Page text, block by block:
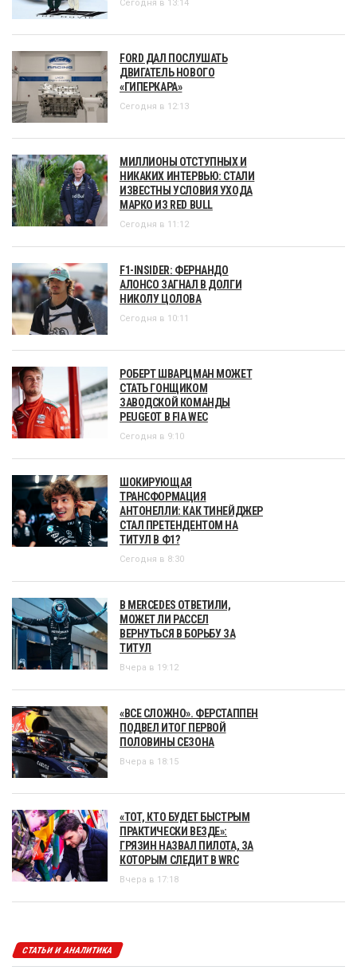
Сегодня в 13:14
FORD ДАЛ ПОСЛУШАТЬ
ДВИГАТЕЛЬ НОВОГО
«ГИПЕРКАРА»
Сегодня в 12:13
МИЛЛИОНЫ ОТСТУПНЫХ И
НИКАКИХ ИНТЕРВЬЮ: СТАЛИ
ИЗВЕСТНЫ УСЛОВИЯ УХОДА
МАРКО ИЗ RED BULL
Сегодня в 11:12
F1-INSIDER: ФЕРНАНДО
АЛОНСО ЗАГНАЛ В ДОЛГИ
НИКОЛУ ЦОЛОВА
Сегодня в 10:11
РОБЕРТ ШВАРЦМАН МОЖЕТ
СТАТЬ ГОНЩИКОМ
ЗАВОДСКОЙ КОМАНДЫ
PEUGEOT В FIA WEC
Сегодня в 9:10
ШОКИРУЮЩАЯ
ТРАНСФОРМАЦИЯ
АНТОНЕЛЛИ: КАК ТИНЕЙДЖЕР
СТАЛ ПРЕТЕНДЕНТОМ НА
ТИТУЛ В Ф1?
Сегодня в 8:30
В MERCEDES ОТВЕТИЛИ,
МОЖЕТ ЛИ РАССЕЛ
ВЕРНУТЬСЯ В БОРЬБУ ЗА
ТИТУЛ
Вчера в 19:12
«ВСЕ СЛОЖНО». ФЕРСТАППЕН
ПОДВЕЛ ИТОГ ПЕРВОЙ
ПОЛОВИНЫ СЕЗОНА
Вчера в 18:15
«ТОТ, КТО БУДЕТ БЫСТРЫМ
ПРАКТИЧЕСКИ ВЕЗДЕ»:
ГРЯЗИН НАЗВАЛ ПИЛОТА, ЗА
КОТОРЫМ СЛЕДИТ В WRC
Вчера в 17:18
СТАТЬИ И АНАЛИТИКА